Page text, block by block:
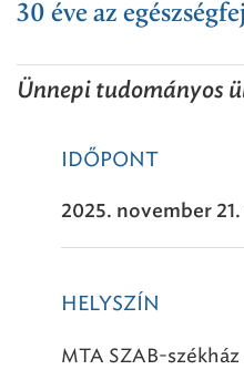
30 éve az
Ünnepi tudományos
IDŐPONT
2025. november
HELYSZÍN
MTA SZAB-